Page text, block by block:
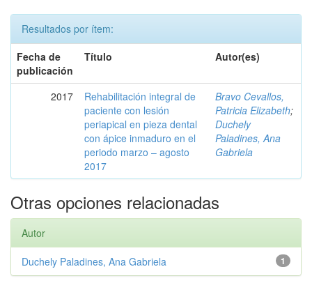
Resultados por ítem:
Fecha de
publicación
Título Autor(es)
2017
Rehabilitación integral de
paciente con lesión
periapical en pieza dental
con ápice inmaduro en el
periodo marzo – agosto
2017
Bravo Cevallos,
Patricia Elizabeth;
Duchely
Paladines, Ana
Gabriela
Otras opciones relacionadas
Autor
1
Duchely Paladines, Ana Gabriela